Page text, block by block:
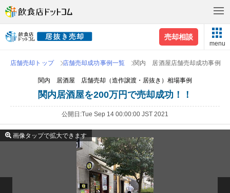
売却相談
menu
店舗売却トップ 店舗売却成功事例一覧 関内 居酒屋店舗売却成功事例
関内 居酒屋 店舗売却（造作譲渡・居抜き）相場事例
関内居酒屋を200万円で売却成功！！
公開日 Tue Sep 14 00:00:00 JST 2021
画像タップで拡大できます